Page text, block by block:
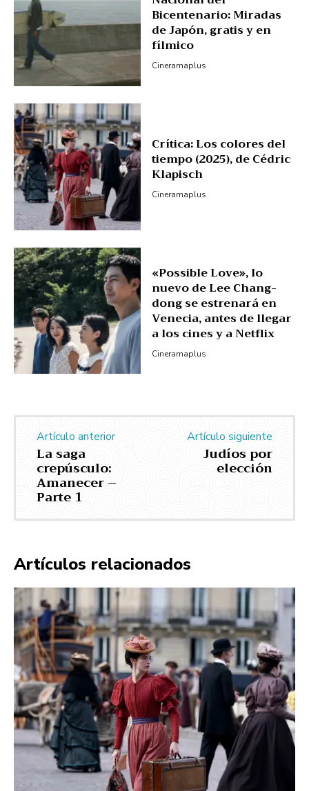
Bicentenario: Miradas
de Japón, gratis y en
fílmico
Cineramaplus
Crítica: Los colores del
tiempo (2025), de Cédric
Klapisch
Cineramaplus
«Possible Love», lo
nuevo de Lee Chang-
dong se estrenará en
Venecia, antes de llegar
a los cines y a Netflix
Cineramaplus
Artículo anterior
La saga
crepúsculo:
Amanecer –
Parte 1
Artículo siguiente
Judíos por
elección
Artículos relacionados